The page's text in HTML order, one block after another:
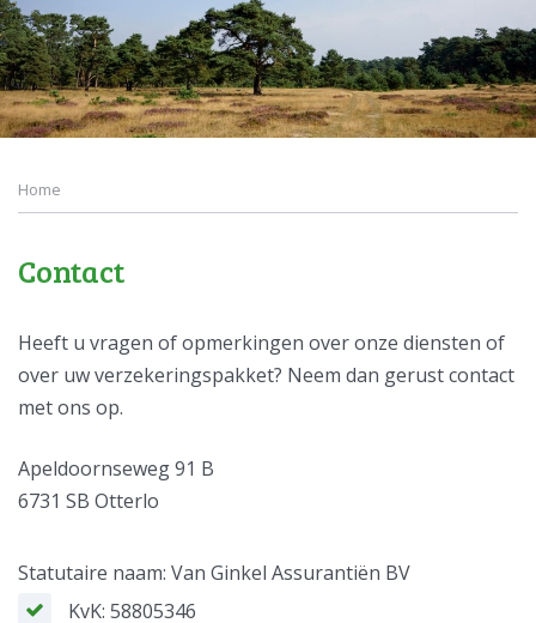
Home
Contact
Heeft u vragen of opmerkingen over onze diensten of
over uw verzekeringspakket? Neem dan gerust contact
met ons op.
Apeldoornseweg 91 B
6731 SB Otterlo
Statutaire naam: Van Ginkel Assurantiën BV
KvK: 58805346